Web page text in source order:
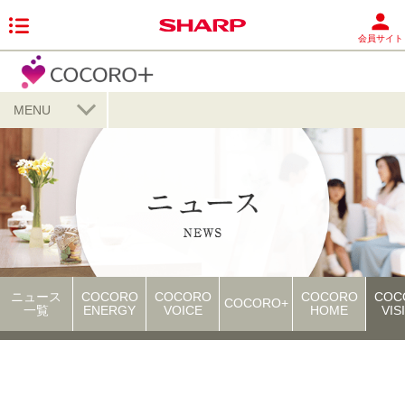
会員サイト
MENU
ニュース
一覧
COCORO
ENERGY
COCORO
VOICE
COCORO+
COCORO
HOME